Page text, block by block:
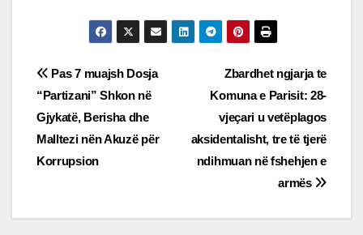
Post
navigation
Zbardhet ngjarja te
Komuna e Parisit: 28-
vjeçari u vetëplagos
aksidentalisht, tre të tjerë
ndihmuan në fshehjen e
armës
Pas 7 muajsh Dosja
“Partizani” Shkon në
Gjykatë, Berisha dhe
Malltezi nën Akuzë për
Korrupsion